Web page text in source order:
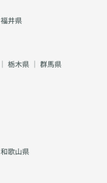
福井県
｜ 栃木県 ｜ 群馬県
和歌山県